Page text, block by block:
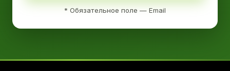
* Обязательное поле — Email